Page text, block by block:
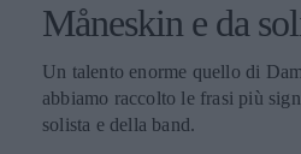
Måneskin e da
Un talento enorme quello di
abbiamo raccolto le frasi più
solista e della band.